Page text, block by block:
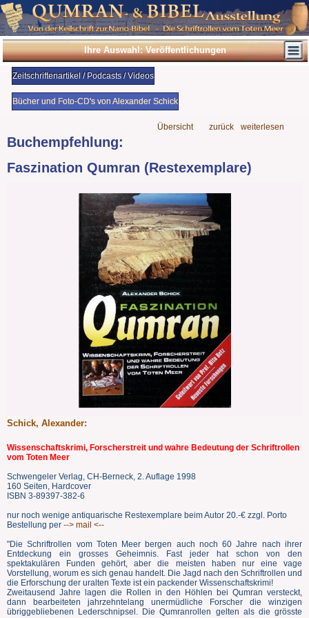
Ihre Auswahl: Veröffentlichungen
Zeitschriftenartikel / Podcasts / Videos
Bücher und Foto-CD's von Alexander Schick
Übersicht zurück weiterlesen
Buchempfehlung:
Faszination Qumran (Restexemplare)
Schick, Alexander:
Wissenschaftskrimi, Forscherstreit und wahre Bedeutung der Schriftrollen
vom Toten Meer
Schwengeler Verlag, CH-Berneck, 2. Auflage 1998
160 Seiten, Hardcover
ISBN 3-89397-382-6
nur noch wenige antiquarische Restexemplare beim Autor 20.-€ zzgl. Porto
Bestellung per --> mail <--
"Die Schriftrollen vom Toten Meer bergen auch noch 60 Jahre nach ihrer
Entdeckung ein grosses Geheimnis. Fast jeder hat schon von den
spektakulären Funden gehört, aber die meisten haben nur eine vage
Vorstellung, worum es sich genau handelt. Die Jagd nach den Schriftrollen und
die Erforschung der uralten Texte ist ein packender Wissenschaftskrimi!
Zweitausend Jahre lagen die Rollen in den Höhlen bei Qumran versteckt,
dann bearbeiteten jahrzehntelang unermüdliche Forscher die winzigen
übriggebliebenen Lederschnipsel. Die Qumranrollen gelten als die grösste